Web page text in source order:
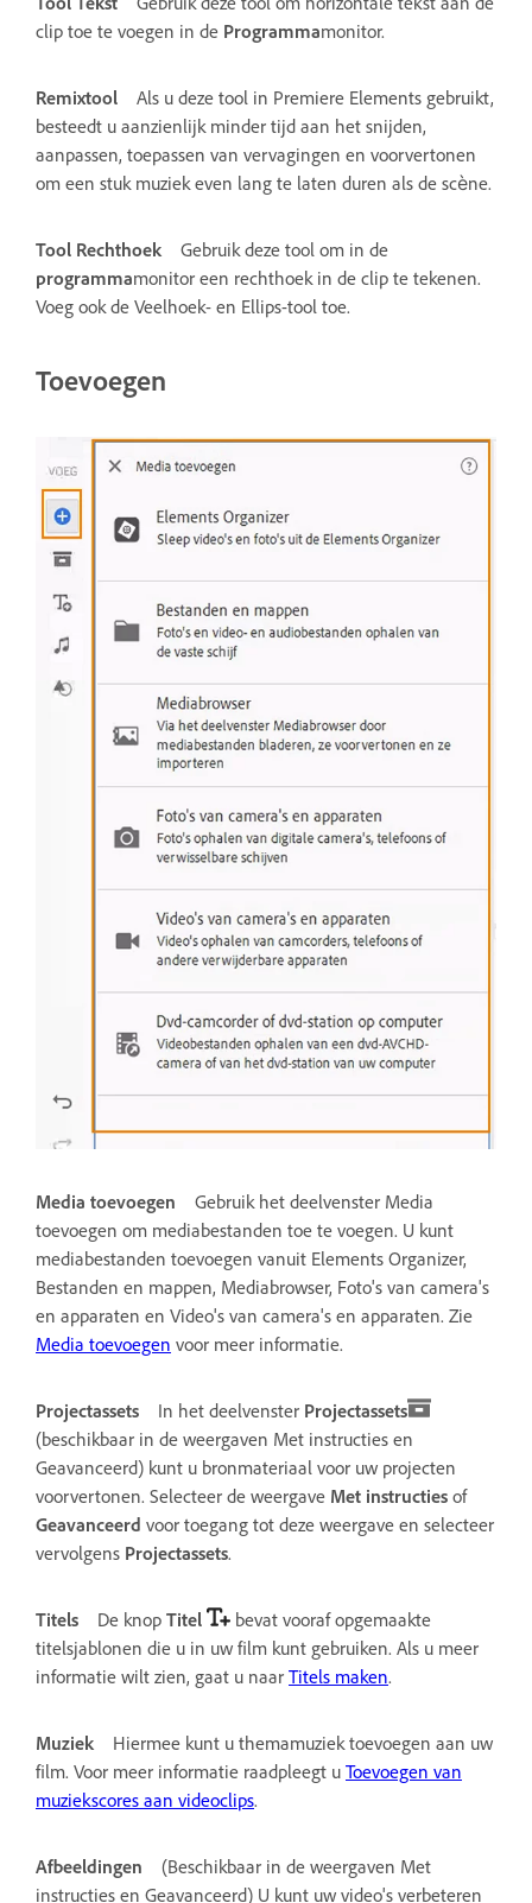
clip toe te voegen in de Programmamonitor.
Remixtool
Als u deze tool in Premiere Elements gebruikt,
besteedt u aanzienlijk minder tijd aan het snijden,
aanpassen, toepassen van vervagingen en voorvertonen
om een stuk muziek even lang te laten duren als de scène.
Tool Rechthoek
Gebruik deze tool om in de
programmamonitor een rechthoek in de clip te tekenen.
Voeg ook de Veelhoek- en Ellips-tool toe.
Toevoegen
Media toevoegen
Gebruik het deelvenster Media
toevoegen om mediabestanden toe te voegen. U kunt
mediabestanden toevoegen vanuit Elements Organizer,
Bestanden en mappen, Mediabrowser, Foto's van camera's
en apparaten en Video's van camera's en apparaten. Zie
Media toevoegen voor meer informatie.
Projectassets In het deelvenster Projectassets
(beschikbaar in de weergaven Met instructies en
Geavanceerd) kunt u bronmateriaal voor uw projecten
voorvertonen. Selecteer de weergave Met instructies of
Geavanceerd voor toegang tot deze weergave en selecteer
vervolgens Projectassets.
Titels De knop Titel
bevat vooraf opgemaakte
titelsjablonen die u in uw film kunt gebruiken. Als u meer
informatie wilt zien, gaat u naar Titels maken.
Muziek
Hiermee kunt u themamuziek toevoegen aan uw
film. Voor meer informatie raadpleegt u Toevoegen van
muziekscores aan videoclips.
Afbeeldingen
(Beschikbaar in de weergaven Met
instructies en Geavanceerd) U kunt uw video's verbeteren